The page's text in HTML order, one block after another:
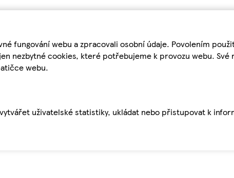
fungování webu a zpracovali osobní údaje. Povolením
nezbytné cookies, které potřebujeme k provozu webu.
webu.
uživatelské statistiky, ukládat nebo přistupovat k